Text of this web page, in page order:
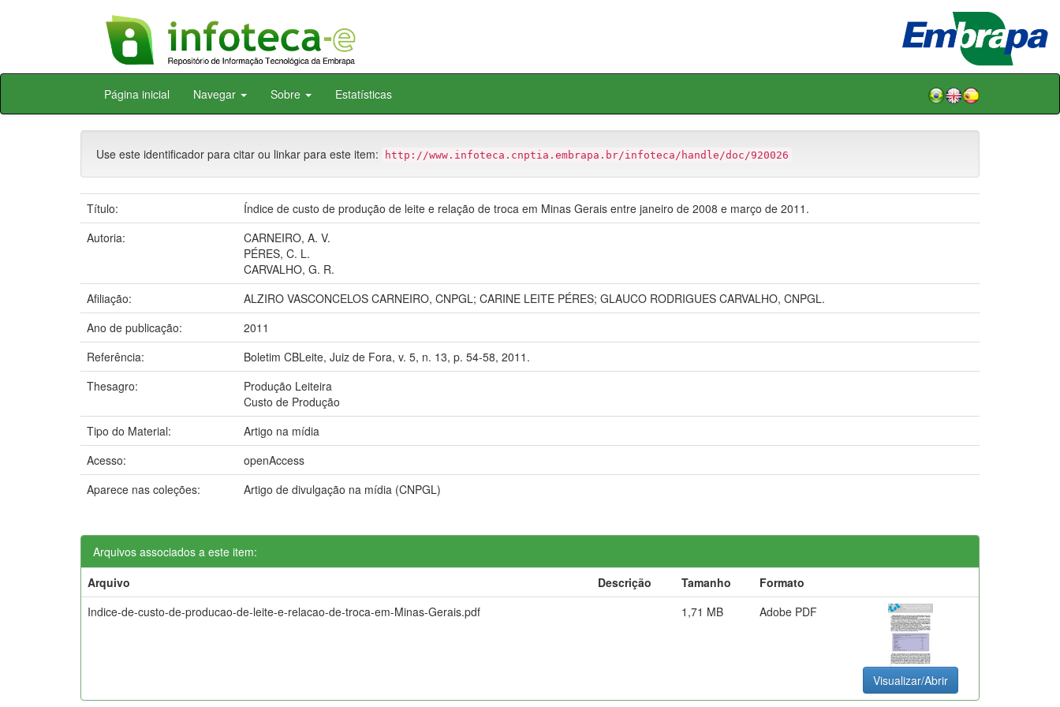
Skip
Página inicial Navegar Sobre Estatísticas
Use este identificador para citar ou linkar para este item: http://www.infoteca.cnptia.embrapa.br/infoteca/handle/doc/920026
Título:
Índice de custo de produção de leite e relação de troca em Minas Gerais entre janeiro de 2008 e março de 2011.
Autoria:
CARNEIRO, A. V.
PÉRES, C. L.
CARVALHO, G. R.
Afiliação:
ALZIRO VASCONCELOS CARNEIRO, CNPGL; CARINE LEITE PÉRES; GLAUCO RODRIGUES CARVALHO, CNPGL.
Ano de publicação:
2011
Referência:
Boletim CBLeite, Juiz de Fora, v. 5, n. 13, p. 54-58, 2011.
Thesagro:
Produção Leiteira
Custo de Produção
Tipo do Material:
Artigo na mídia
Acesso:
openAccess
Aparece nas coleções:
Artigo de divulgação na mídia (CNPGL)
Arquivos associados a este item:
Arquivo
Descrição Tamanho
Formato
Indice-de-custo-de-producao-de-leite-e-relacao-de-troca-em-Minas-Gerais.pdf
1,71 MB Adobe PDF
Visualizar/Abrir